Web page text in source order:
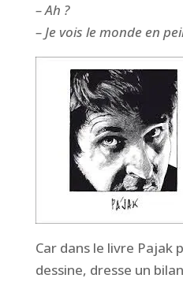
– Ah ?
– Je vois le monde en
Car dans le livre Pajak
dessine, dresse un